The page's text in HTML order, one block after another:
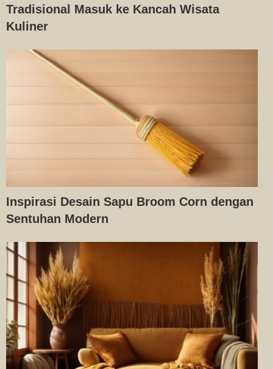
Tradisional Masuk ke Kancah Wisata
Kuliner
Inspirasi Desain Sapu Broom Corn dengan
Sentuhan Modern